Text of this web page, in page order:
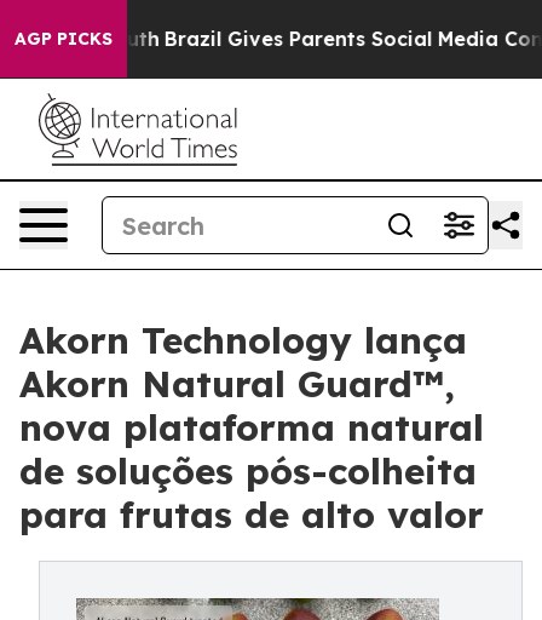
AGP PICKS
Youth Brazil Gives Parents Social Media Controls
Akorn Technology lança
Akorn Natural Guard™,
nova plataforma natural
de soluções pós-colheita
para frutas de alto valor